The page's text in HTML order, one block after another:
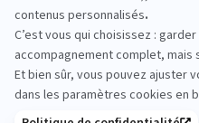
Allongez‑vous plusieurs
matelas, sur le dos et
bon soutien et valider
sérénité.